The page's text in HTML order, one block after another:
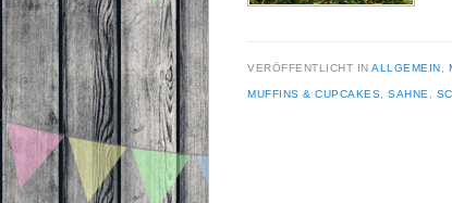
VERÖFFENTLICHT IN ALLGEMEIN
MUFFINS & CUPCAKES SAHNE